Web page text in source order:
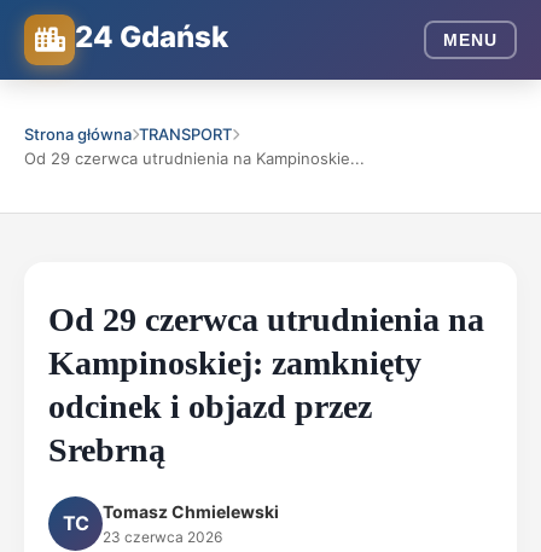
24 Gdańsk MENU
Strona główna TRANSPORT
Od 29 czerwca utrudnienia na Kampinoskie...
Od 29 czerwca utrudnienia na
Kampinoskiej: zamknięty
odcinek i objazd przez
Srebrną
TC Tomasz Chmielewski
23 czerwca 2026